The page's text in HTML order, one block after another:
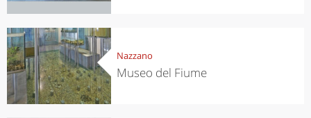
Nazzano
Museo del Fiume